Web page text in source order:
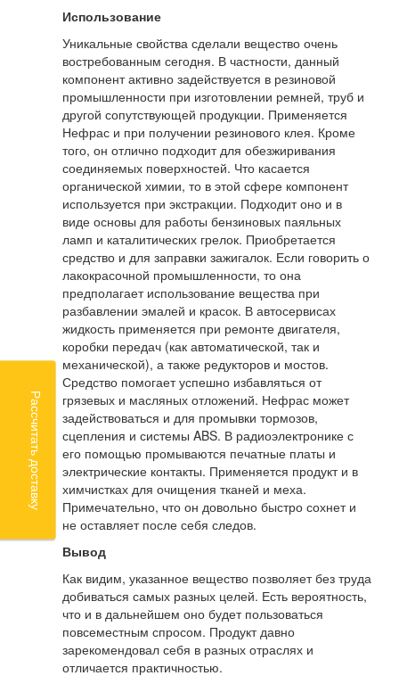
Использование
Уникальные свойства сделали вещество очень
востребованным сегодня. В частности, данный
компонент активно задействуется в резиновой
промышленности при изготовлении ремней, труб и
другой сопутствующей продукции. Применяется
Нефрас и при получении резинового клея. Кроме
того, он отлично подходит для обезжиривания
соединяемых поверхностей. Что касается
органической химии, то в этой сфере компонент
используется при экстракции. Подходит оно и в
виде основы для работы бензиновых паяльных
ламп и каталитических грелок. Приобретается
средство и для заправки зажигалок. Если говорить о
лакокрасочной промышленности, то она
предполагает использование вещества при
разбавлении эмалей и красок. В автосервисах
жидкость применяется при ремонте двигателя,
коробки передач (как автоматической, так и
механической), а также редукторов и мостов.
Средство помогает успешно избавляться от
грязевых и масляных отложений. Нефрас может
задействоваться и для промывки тормозов,
сцепления и системы ABS. В радиоэлектронике с
его помощью промываются печатные платы и
электрические контакты. Применяется продукт и в
химчистках для очищения тканей и меха.
Примечательно, что он довольно быстро сохнет и
не оставляет после себя следов.
Вывод
Как видим, указанное вещество позволяет без труда
добиваться самых разных целей. Есть вероятность,
что и в дальнейшем оно будет пользоваться
повсеместным спросом. Продукт давно
зарекомендовал себя в разных отраслях и
отличается практичностью.
Рассчитать доставку